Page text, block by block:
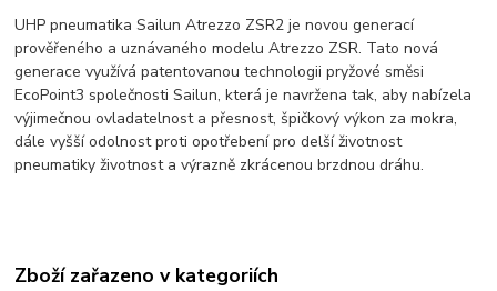
UHP pneumatika Sailun Atrezzo ZSR2 je novou generací
prověřeného a uznávaného modelu Atrezzo ZSR. Tato nová
generace využívá patentovanou technologii pryžové směsi
EcoPoint3 společnosti Sailun, která je navržena tak, aby nabízela
výjimečnou ovladatelnost a přesnost, špičkový výkon za mokra,
dále vyšší odolnost proti opotřebení pro delší životnost
pneumatiky životnost a výrazně zkrácenou brzdnou dráhu.
Zboží zařazeno v kategoriích